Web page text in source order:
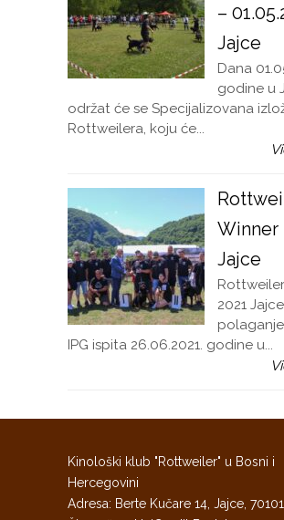
–
Jajce
Dana
godine u
održat će se Specijalizovana
Rottweilera, koju će...
Winner
Jajce
2021
polaganje
IPG ispita 26.06.2021. godine u...
Kinološki klub "Rottweiler" u Bosni i
Hercegovini
Adresa: Berte Kučare 14, Jajce,